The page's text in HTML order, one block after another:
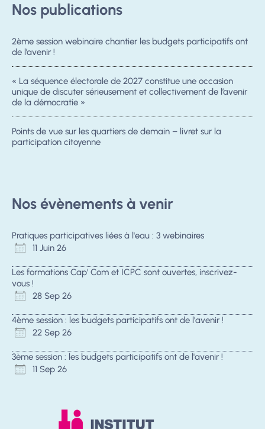
Nos publications
2ème session webinaire chantier les budgets participatifs ont
de l’avenir !
« La séquence électorale de 2027 constitue une occasion
unique de discuter sérieusement et collectivement de l’avenir
de la démocratie »
Points de vue sur les quartiers de demain – livret sur la
participation citoyenne
Nos évènements à venir
Pratiques participatives liées à l'eau : 3 webinaires
11 Juin 26
Les formations Cap' Com et ICPC sont ouvertes, inscrivez-
vous !
28 Sep 26
4ème session : les budgets participatifs ont de l'avenir !
22 Sep 26
3ème session : les budgets participatifs ont de l'avenir !
11 Sep 26